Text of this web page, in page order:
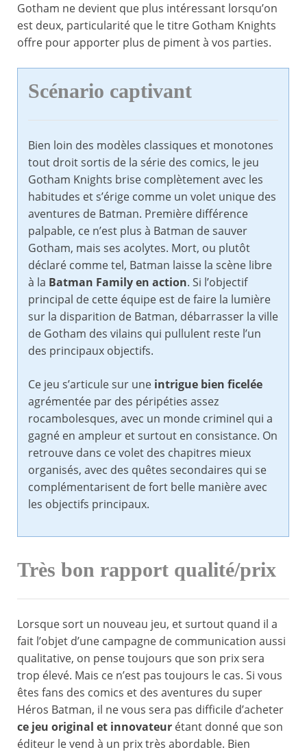
Gotham ne devient que plus intéressant lorsqu’on
est deux, particularité que le titre Gotham Knights
offre pour apporter plus de piment à vos parties.
Scénario captivant
Bien loin des modèles classiques et monotones
tout droit sortis de la série des comics, le jeu
Gotham Knights brise complètement avec les
habitudes et s’érige comme un volet unique des
aventures de Batman. Première différence
palpable, ce n’est plus à Batman de sauver
Gotham, mais ses acolytes. Mort, ou plutôt
déclaré comme tel, Batman laisse la scène libre
à la Batman Family en action. Si l’objectif
principal de cette équipe est de faire la lumière
sur la disparition de Batman, débarrasser la ville
de Gotham des vilains qui pullulent reste l’un
des principaux objectifs.
Ce jeu s’articule sur une intrigue bien ficelée
agrémentée par des péripéties assez
rocambolesques, avec un monde criminel qui a
gagné en ampleur et surtout en consistance. On
retrouve dans ce volet des chapitres mieux
organisés, avec des quêtes secondaires qui se
complémentarisent de fort belle manière avec
les objectifs principaux.
Très bon rapport qualité/prix
Lorsque sort un nouveau jeu, et surtout quand il a
fait l’objet d’une campagne de communication aussi
qualitative, on pense toujours que son prix sera
trop élevé. Mais ce n’est pas toujours le cas. Si vous
êtes fans des comics et des aventures du super
Héros Batman, il ne vous sera pas difficile d’acheter
ce jeu original et innovateur étant donné que son
éditeur le vend à un prix très abordable. Bien